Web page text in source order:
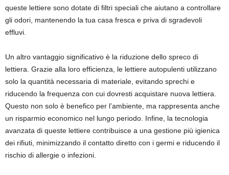
queste lettiere sono dotate di filtri speciali che aiutano a controllare
gli odori, mantenendo la tua casa fresca e priva di sgradevoli
effluvi.
Un altro vantaggio significativo è la riduzione dello spreco di
lettiera. Grazie alla loro efficienza, le lettiere autopulenti utilizzano
solo la quantità necessaria di materiale, evitando sprechi e
riducendo la frequenza con cui dovresti acquistare nuova lettiera.
Questo non solo è benefico per l’ambiente, ma rappresenta anche
un risparmio economico nel lungo periodo. Infine, la tecnologia
avanzata di queste lettiere contribuisce a una gestione più igienica
dei rifiuti, minimizzando il contatto diretto con i germi e riducendo il
rischio di allergie o infezioni.